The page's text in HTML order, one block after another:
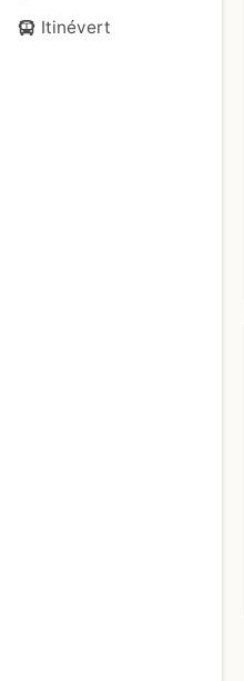
Itinévert